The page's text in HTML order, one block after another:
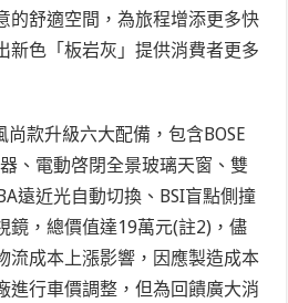
的舒適空間，為旅程增添更多快
新色「板岩灰」提供消費者更多
款升級六大配備，包含BOSE
、電動啓閉全景玻璃天窗、雙
遠近光自動切換、BSI盲點側撞
鏡，總價值達19萬元(註2) ，儘
流成本上漲影響，因應製造成本
進行車價調整，但為回饋廣大消